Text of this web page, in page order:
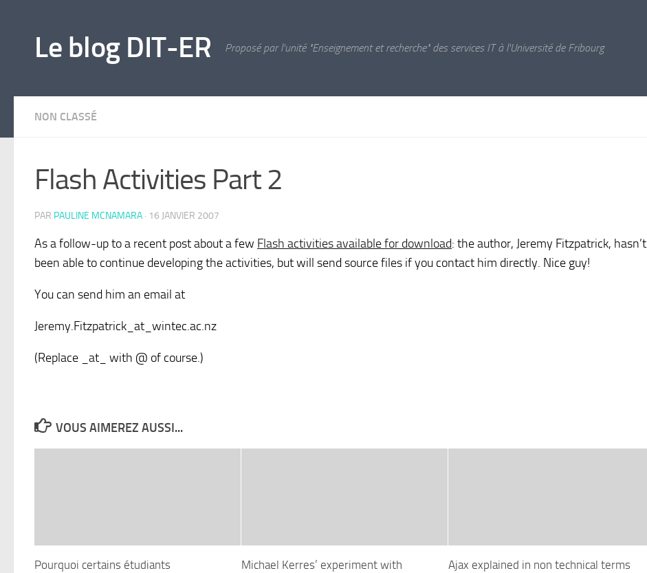
Le blog DIT-ER Proposé par l'unité "Enseignement et recherche" des services IT à l'Université de Fribourg
NON CLASSÉ
Flash Activities Part 2
PAR PAULINE MCNAMARA · 16 JANVIER 2007
As a follow-up to a recent post about a few Flash activities available for download: the author, Jeremy Fitzpatrick, hasn’t
been able to continue developing the activities, but will send source files if you contact him directly. Nice guy!
You can send him an email at
Jeremy.Fitzpatrick_at_wintec.ac.nz
(Replace _at_ with @ of course.)
VOUS AIMEREZ AUSSI...
Pourquoi certains étudiants
Michael Kerres’ experiment with
Ajax explained in non technical terms